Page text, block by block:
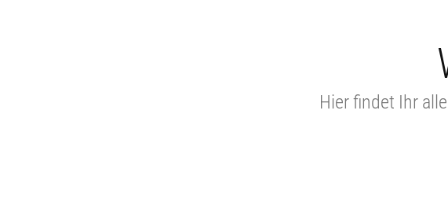
Hier findet Ihr